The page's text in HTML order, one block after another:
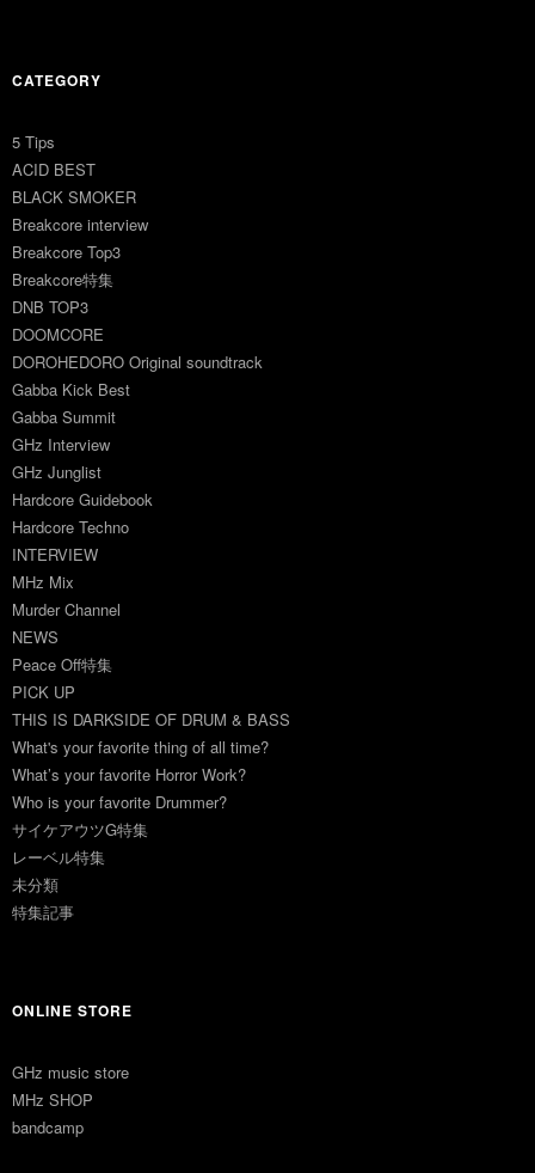
CATEGORY
5 Tips
ACID BEST
BLACK SMOKER
Breakcore interview
Breakcore Top3
Breakcore特集
DNB TOP3
DOOMCORE
DOROHEDORO Original soundtrack
Gabba Kick Best
Gabba Summit
GHz Interview
GHz Junglist
Hardcore Guidebook
Hardcore Techno
INTERVIEW
MHz Mix
Murder Channel
NEWS
Peace Off特集
PICK UP
THIS IS DARKSIDE OF DRUM & BASS
What's your favorite thing of all time?
What’s your favorite Horror Work?
Who is your favorite Drummer?
サイケアウツG特集
レーベル特集
未分類
特集記事
ONLINE STORE
GHz music store
MHz SHOP
bandcamp